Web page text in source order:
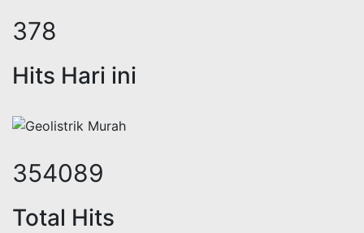
472
Hits Hari ini
447944
Total Hits